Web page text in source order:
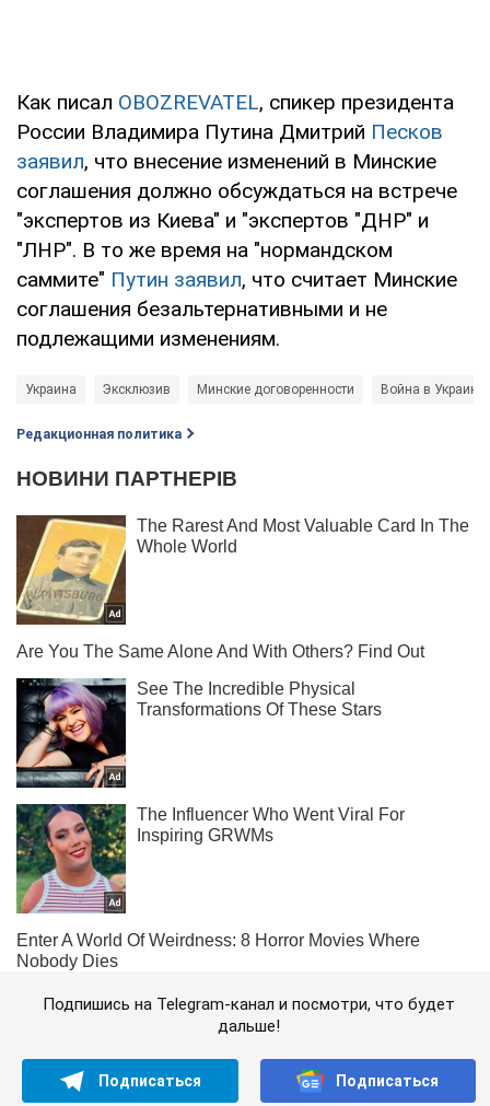
Как писал OBOZREVATEL, спикер президента
России Владимира Путина Дмитрий Песков
заявил, что внесение изменений в Минские
соглашения должно обсуждаться на встрече
"экспертов из Киева" и "экспертов "ДНР" и
"ЛНР". В то же время на "нормандском
саммите" Путин заявил, что считает Минские
соглашения безальтернативными и не
подлежащими изменениям.
Украина Эксклюзив Минские договоренности Война в Украине
Редакционная политика
Подпишись на Telegram-канал и посмотри, что будет
дальше!
Подписаться Подписаться